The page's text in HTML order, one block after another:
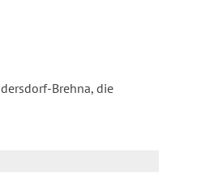
Brehna, die